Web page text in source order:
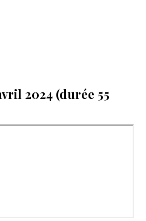
2024 (durée 55